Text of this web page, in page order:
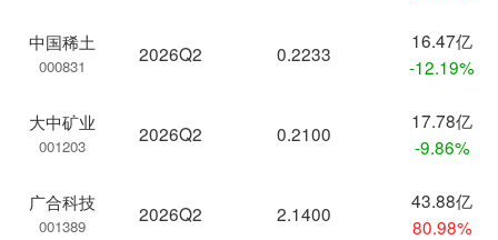
中国稀土
000831
2026Q2
大中矿业
001203
2026Q2
广合科技
001389
2026Q2
0.2233
16.47亿
-12.19%
0.2100
17.78亿
-9.86%
2.1400
43.88亿
80.98%